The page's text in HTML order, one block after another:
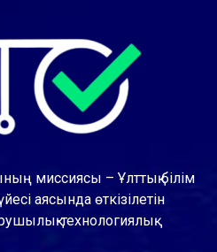
миссиясы – Ұлттық білім
аясында өткізілетін
технологиялық